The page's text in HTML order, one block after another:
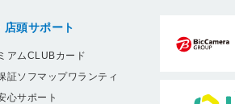
店頭サポート
アムCLUBカード
証ソフマップワランティ
心サポート